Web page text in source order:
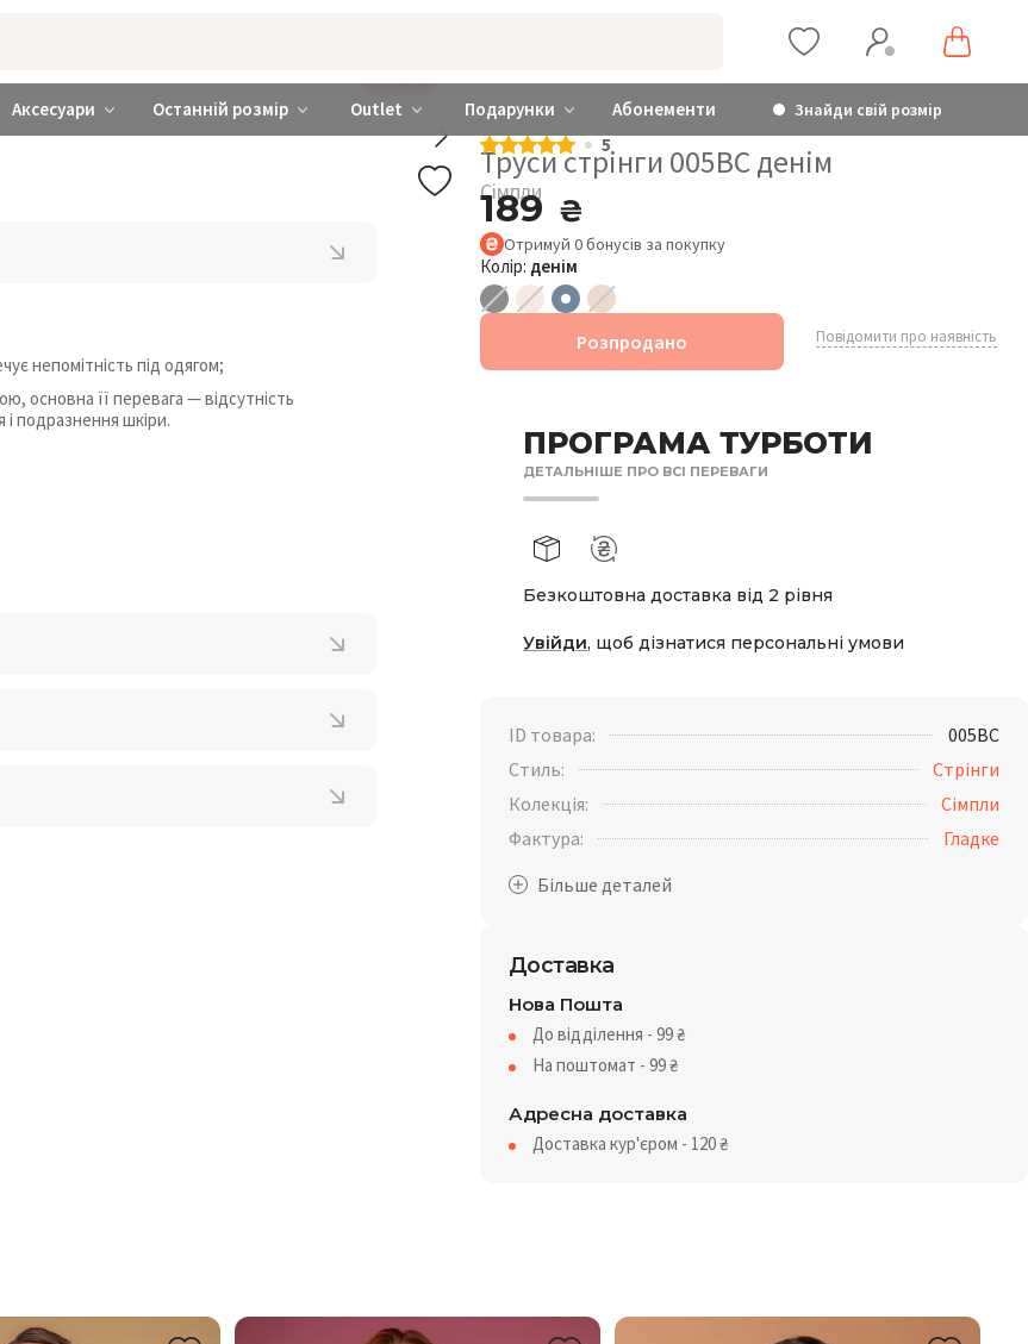
❤️ Київ та Україна
Аксесуари Останній розмір Outlet Подарунки Абонементи Знайди свій розмір
ДОДАЙ БРА
5
Труси стрінги 005BC денім
Сімпли
189 ₴
Отримуй 0бонусів за покупку
Колір: денім
Розпродано Повідомити про наявність
ПРОГРАМА ТУРБОТИ
ДЕТАЛЬНІШЕ ПРО ВСІ ПЕРЕВАГИ
Безкоштовна доставка від 2 рівня
Увійди, щоб дізнатися персональні умови
ID товара:
005BC
Стиль:
Стрінги
Колекція:
Сімпли
Фактура:
Гладке
Доставка
Нова Пошта
До відділення - 99₴
На поштомат - 99₴
Адресна доставка
Доставка кур'єром - 120₴
непомітність під одягом;
основна її перевага — відсутність
подразнення шкіри.